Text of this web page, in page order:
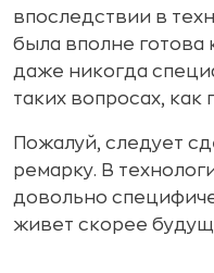
впоследствии в
была вполне готова
даже никогда
таких вопросах,
Пожалуй, следует
ремарку. В
довольно
живет скорее